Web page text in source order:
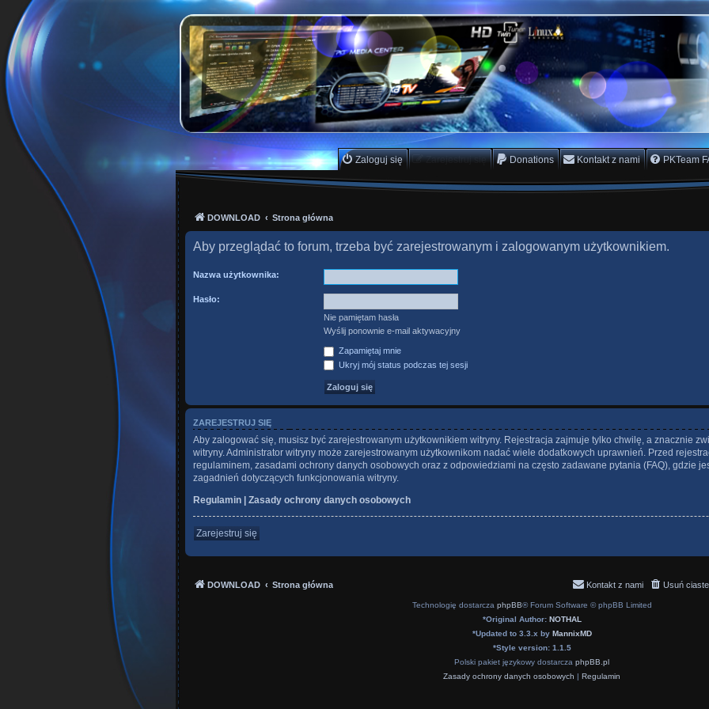
PKTeam - Polish Koders Team
Hyperion, Enigma, E2, PKT, listy kanałów, oscam
Zaloguj się Zarejestruj się Donations Kontakt z nami PKTeam
DOWNLOAD Strona główna
Aby przeglądać to forum, trzeba być zarejestrowanym i zalogowanym użytkownikiem.
Nazwa użytkownika:
Hasło:
Nie pamiętam hasła
Wyślij ponownie e-mail aktywacyjny
Zapamiętaj mnie
Ukryj mój status podczas tej sesji
ZAREJESTRUJ SIĘ
Aby zalogować się, musisz być zarejestrowanym użytkownikiem witryny. Rejestracja zajmuje tylko chwilę, a znacznie
witryny. Administrator witryny może zarejestrowanym użytkownikom nadać wiele dodatkowych uprawnień. Przed
regulaminem, zasadami ochrony danych osobowych oraz z odpowiedziami na często zadawane pytania (FAQ), gdzie
zagadnień dotyczących funkcjonowania witryny.
Regulamin
Zasady ochrony danych osobowych
Zarejestruj się
DOWNLOAD Strona główna Usuń
Kontakt z nami
Technologię dostarcza phpBB® Forum Software © phpBB Limited
*Original Author: NOTHAL
*Updated to 3.3.x by MannixMD
*Style version: 1.1.5
Polski pakiet językowy dostarcza phpBB.pl
Zasady ochrony danych osobowych | Regulamin